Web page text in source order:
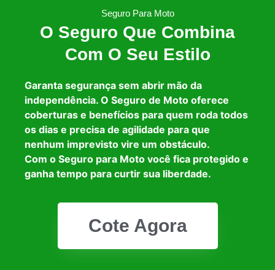
Seguro Para Moto
O Seguro Que Combina
Com O Seu Estilo
Garanta segurança sem abrir mão da
independência. O Seguro de Moto oferece
coberturas e benefícios para quem roda todos
os dias e precisa de agilidade para que
nenhum imprevisto vire um obstáculo.
Com o Seguro para Moto você fica protegido e
ganha tempo para curtir sua liberdade.
Cote Agora